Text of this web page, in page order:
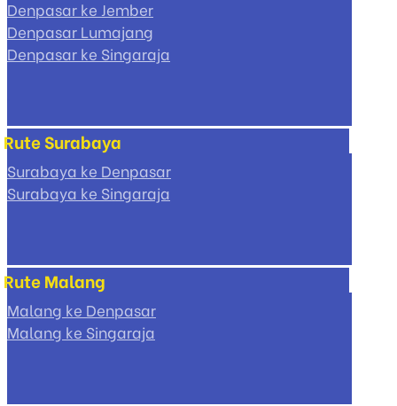
Denpasar ke Jember
Denpasar Lumajang
Denpasar ke Singaraja
Rute Surabaya
Surabaya ke Denpasar
Surabaya ke Singaraja
Rute Malang
Malang ke Denpasar
Malang ke Singaraja